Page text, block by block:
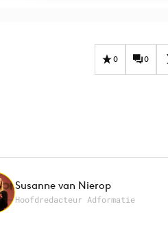
0 0
Susanne van Nierop
Hoofdredacteur Adformatie